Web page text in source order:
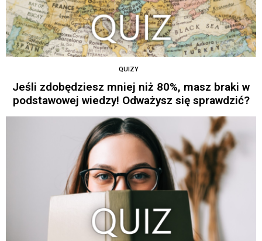
QUIZY
Jeśli zdobędziesz mniej niż 80%, masz braki w
podstawowej wiedzy! Odważysz się sprawdzić?